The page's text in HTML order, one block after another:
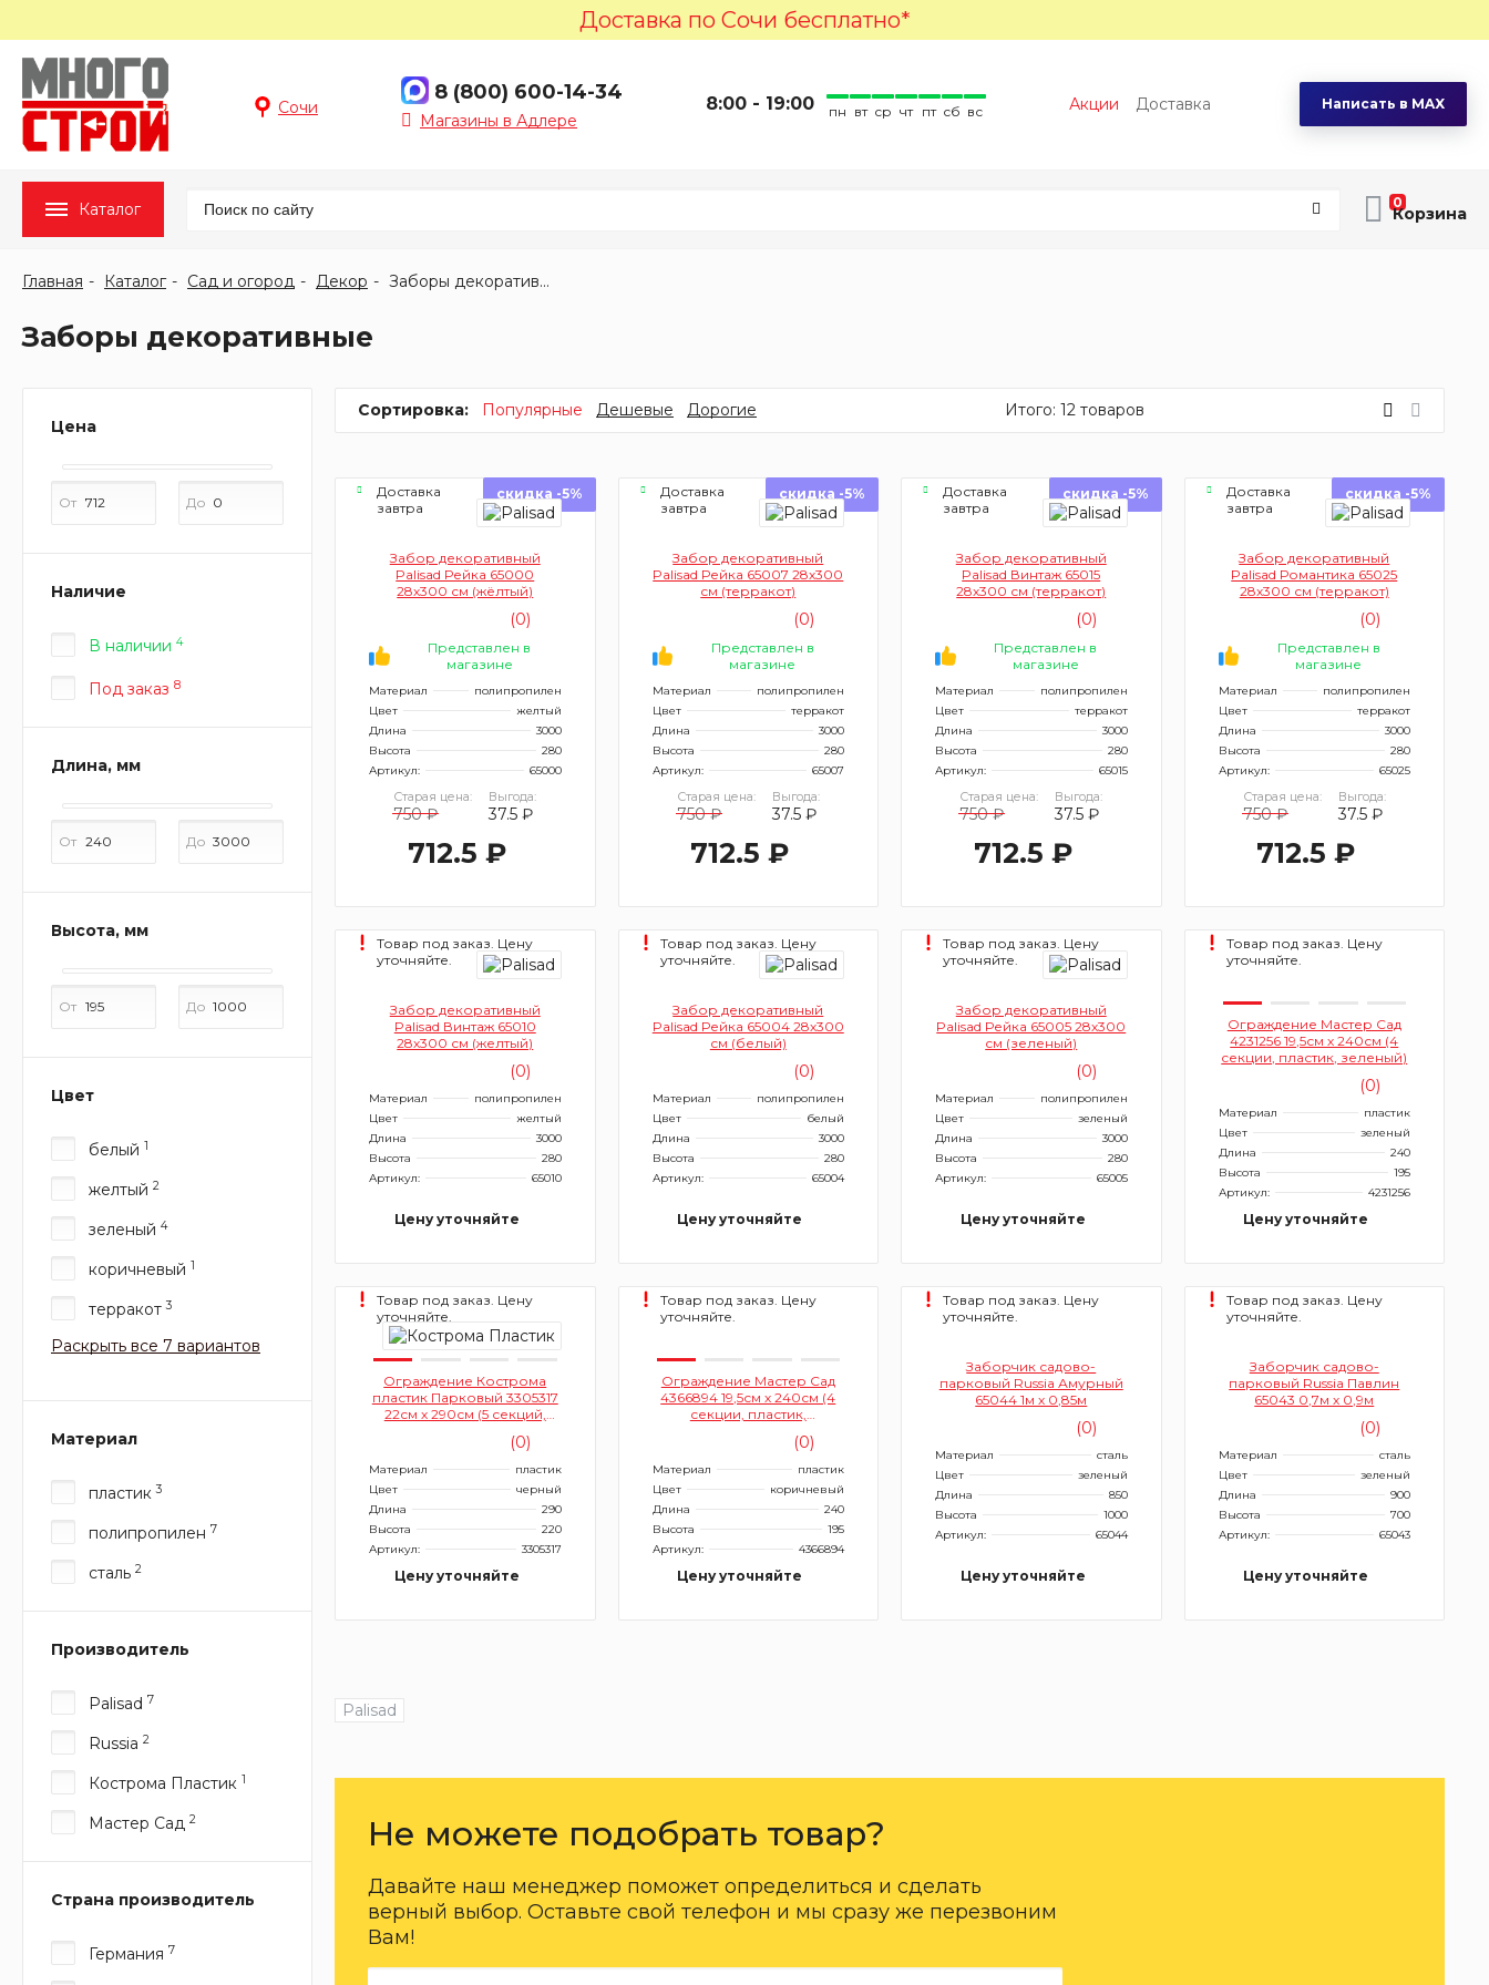
Доставка по Сочи бесплатно*
Сочи
8 (800) 600-14-34 Написать в MAX
Магазины в Адлере
8:00 - 19:00 пн вт ср чт пт сб вс Акции Доставка
Каталог 0
Главная Каталог Сад и огород Декор Заборы декоративные
Заборы декоративные
Цена
От До
Наличие
В наличии 4
Под заказ 8
Длина, мм
От До
Высота, мм
От До
Цвет
белый 1
желтый 2
зеленый 4
коричневый 1
терракот3
Раскрыть все 7 вариантов
Материал
пластик3
полипропилен 7
сталь 2
Производитель
Palisad 7
Russia 2
Кострома Пластик 1
Мастер Сад 2
Страна производитель
Германия 7
Сортировка: Популярные Дешевые Дорогие Итого: 12 товаров
Доставка
завтра
скидка -5%
Забор декоративный
Palisad Рейка 65000
28х300 см (жёлтый)
(0)
Представлен в
магазине
Материал
полипропилен
Цвет
желтый
Длина
3000
Высота
280
Артикул:
65000
Старая цена:
750 ₽
Выгода:
37.5 ₽
712.5 ₽
Доставка
завтра
скидка -5%
Забор декоративный
Palisad Рейка 65007 28х300
см (терракот)
(0)
Представлен в
магазине
Материал
полипропилен
Цвет
терракот
Длина
3000
Высота
280
Артикул:
65007
Старая цена:
750 ₽
Выгода:
37.5 ₽
712.5 ₽
Доставка
завтра
скидка -5%
Забор декоративный
Palisad Винтаж 65015
28х300 см (терракот)
(0)
Представлен в
магазине
Материал
полипропилен
Цвет
терракот
Длина
3000
Высота
280
Артикул:
65015
Старая цена:
750 ₽
Выгода:
37.5 ₽
712.5 ₽
Доставка
завтра
скидка -5%
Забор декоративный
Palisad Романтика 65025
28х300 см (терракот)
(0)
Представлен в
магазине
Материал
полипропилен
Цвет
терракот
Длина
3000
Высота
280
Артикул:
65025
Старая цена:
750 ₽
Выгода:
37.5 ₽
712.5 ₽
Товар под заказ. Цену
уточняйте.
Забор декоративный
Palisad Винтаж 65010
28х300 см (желтый)
(0)
Материал
полипропилен
Цвет
желтый
Длина
3000
Высота
280
Артикул:
65010
Цену уточняйте
Товар под заказ. Цену
уточняйте.
Забор декоративный
Palisad Рейка 65004 28х300
см (белый)
(0)
Материал
полипропилен
Цвет
белый
Длина
3000
Высота
280
Артикул:
65004
Цену уточняйте
Товар под заказ. Цену
уточняйте.
Забор декоративный
Palisad Рейка 65005 28х300
см (зеленый)
(0)
Материал
полипропилен
Цвет
зеленый
Длина
3000
Высота
280
Артикул:
65005
Цену уточняйте
Товар под заказ. Цену
уточняйте.
Ограждение Мастер Сад
4231256 19,5см х 240см (4
секции, пластик, зеленый)
(0)
Материал
пластик
Цвет
зеленый
Длина
240
Высота
195
Артикул:
4231256
Цену уточняйте
Товар под заказ. Цену
уточняйте.
Ограждение Кострома
пластик Парковый 3305317
22см х 290см (5 секций,
(0)
Материал
пластик
Цвет
черный
Длина
290
Высота
220
Артикул:
3305317
Цену уточняйте
Товар под заказ. Цену
уточняйте.
Ограждение Мастер Сад
4366894 19,5см х 240см (4
секции, пластик,
(0)
Материал
пластик
Цвет
коричневый
Длина
240
Высота
195
Артикул:
4366894
Цену уточняйте
Товар под заказ. Цену
уточняйте.
Заборчик садово-
парковый Russia Амурный
65044 1м х 0,85м
(0)
Материал
сталь
Цвет
зеленый
Длина
850
Высота
1000
Артикул:
65044
Цену уточняйте
Товар под заказ. Цену
уточняйте.
Заборчик садово-
парковый Russia Павлин
65043 0,7м х 0,9м
(0)
Материал
сталь
Цвет
зеленый
Длина
900
Высота
700
Артикул:
65043
Цену уточняйте
Palisad
Не можете подобрать товар?
Давайте наш менеджер поможет определиться и сделать
верный выбор. Оставьте свой телефон и мы сразу же перезвоним
Вам!